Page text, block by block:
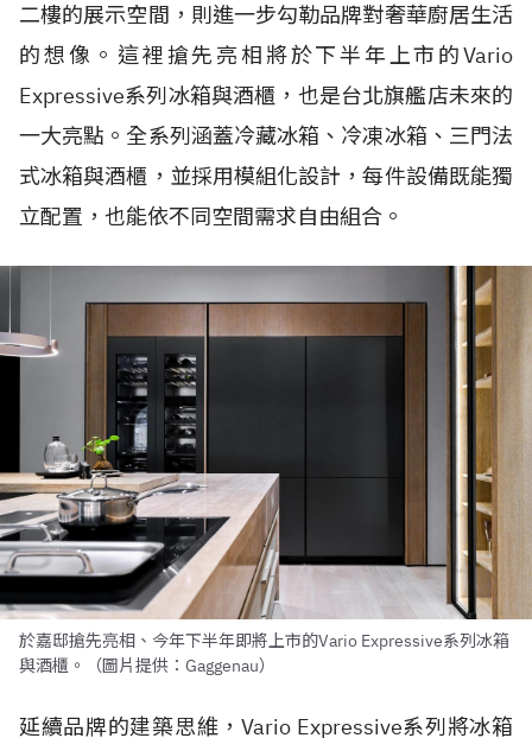
二樓的展示空間，則進一步勾勒品牌對奢華廚居生活
的想像。這裡搶先亮相將於下半年上市的Vario
Expressive系列冰箱與酒櫃，也是台北旗艦店未來的
一大亮點。全系列涵蓋冷藏冰箱、冷凍冰箱、三門法
式冰箱與酒櫃，並採用模組化設計，每件設備既能獨
立配置，也能依不同空間需求自由組合。
於嘉邸搶先亮相、今年下半年即將上市的Vario Expressive系列冰箱
與酒櫃。（圖片提供：Gaggenau）
延續品牌的建築思維，Vario Expressive系列將冰箱